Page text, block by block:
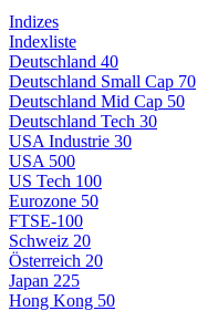
Indizes
Indexliste
Deutschland 40
Deutschland Small Cap 70
Deutschland Mid Cap 50
Deutschland Tech 30
USA Industrie 30
USA 500
US Tech 100
Eurozone 50
FTSE-100
Schweiz 20
Österreich 20
Japan 225
Hong Kong 50